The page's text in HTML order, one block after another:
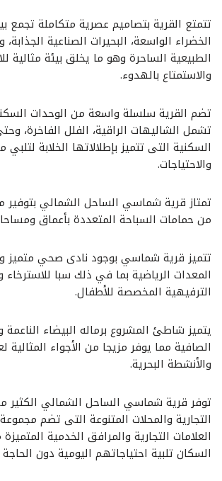
تتمتع القرية بتصاميم عصرية متكاملة تجمع
الخضراء الواسعة، البحيرات الصناعية
الطبيعية الساحرة وهو ما يخلق بيئة مثالية
والاستمتاع بالهدوء.
تضم القرية سلسلة واسعة من الوحدات
تشمل الشاليهات الراقية، الفلل الفاخرة،
السكنية التى تتميز بإطلالاتها الخلابة
والاحتياجات.
تمتاز قرية شماسي الساحل الشمالي بتوفير
من حمامات السباحة المتعددة بأعماق
تتميز قرية شماسي بوجود نادى صحي متميز
المعدات الرياضية بما في ذلك سبا
الترفيهية المخصصة للأطفال.
يتميز شاطئ المشروع برماله البيضاء الناعمة
الصافية مما يوفر مزيجا من الأجواء
والأنشطة البحرية.
توفر قرية شماسي الساحل الشمالي الكثير
التجارية والمحلات المتنوعة التى تضم
العلامات التجارية والمرافق الخدمية
السكان تلبية احتياجاتهم اليومية دون الحاجة